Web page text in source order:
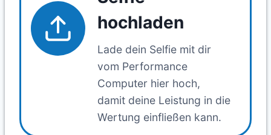
hochladen
Lade dein Selfie mit dir
vom Performance
Computer hier hoch,
damit deine Leistung in die
Wertung einfließen kann.